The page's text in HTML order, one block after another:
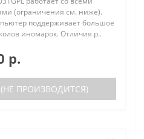
(ограничения см. ниже).
поддерживает большое
иномарок. Отличия р..
р.
ПРОИЗВОДИТСЯ)